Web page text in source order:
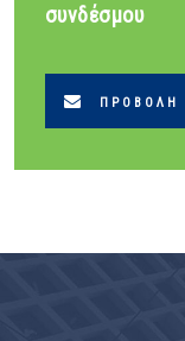
συνδέσμου
ΠΡΟΒΟΛΉ